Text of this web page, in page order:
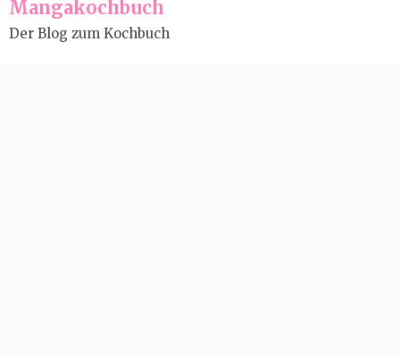
Mangakochbuch
Der Blog zum Kochbuch